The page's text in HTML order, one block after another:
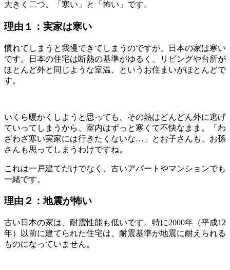
大きく二つ。「寒い」と「怖い」です。
理由１：実家は寒い
慣れてしまうと我慢できてしまうのですが、日本の家は寒い
です。日本の住宅は断熱の基準がゆるく、リビングや台所が
ほとんど外と同じような室温、というお住まいがほとんどで
す。
いくら暖かくしようと思っても、その熱はどんどん外に逃げ
ていってしまうから、室内はずっと寒くて不快なまま。「わ
ざわざ寒い実家には行きたくないな…」とお子さんも、お孫
さんも思ってしまうわけですね。
これは一戸建てだけでなく、古いアパートやマンションでも
一緒です。
理由２：地震が怖い
古い日本の家は、耐震性能も低いです。特に2000年（平成12
年）以前に建てられた住宅は、耐震基準が地震に耐えられる
ものになっていません。